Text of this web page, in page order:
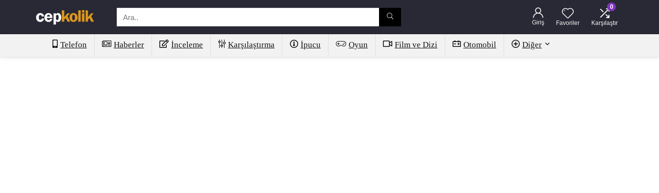
Giriş Favoriler
0
Karşılaştır
Telefon Haberler İnceleme Karşılaştırma İpucu Oyun Film ve Dizi Otomobil Diğer